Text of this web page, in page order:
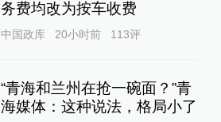
务费均改为按车收费
中国政库 20小时前 113评
“青海和兰州在抢一碗面？”青
海媒体：这种说法，格局小了